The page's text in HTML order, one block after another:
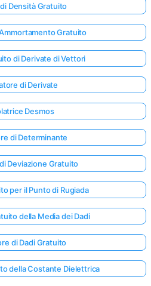
Densità Gratuito
Gratuito
di Derivate di Vettori
di Derivate
Desmos
di Determinante
Deviazione Gratuito
per il Punto di Rugiada
della Media dei Dadi
di Dadi Gratuito
della Costante Dielettrica